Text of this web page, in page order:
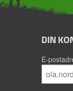
DIN
E-